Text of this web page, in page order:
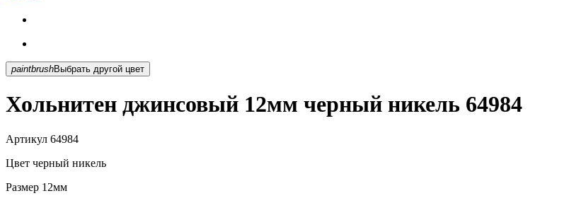
paintbrush Выбрать другой цвет
Хольнитен джинсовый 12мм черный никель 64984
Артикул 64984
Цвет черный никель
Размер 12мм